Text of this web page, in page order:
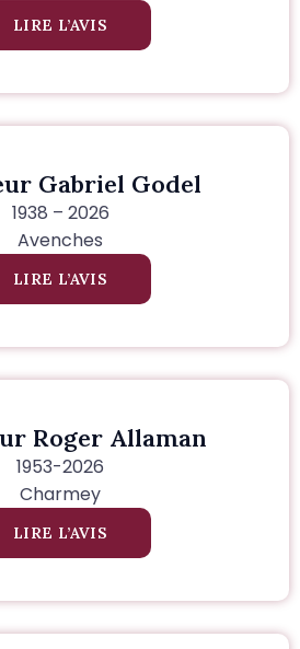
LIRE L’AVIS
Gabriel Godel
1938 – 2026
Avenches
LIRE L’AVIS
Roger Allaman
1953-2026
Charmey
LIRE L’AVIS